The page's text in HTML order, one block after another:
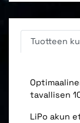
Tuotteen
tavallisen
LiPo akun